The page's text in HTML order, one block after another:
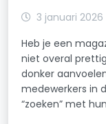
3 januari 2026
Heb je een
niet overal
donker
medewerkers in
“zoeken” met